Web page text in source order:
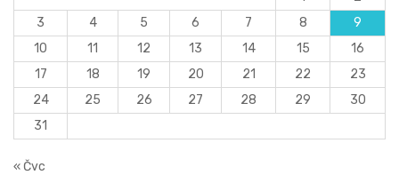
3
4 5 6 7 8
9
10
11 12 13 14 15
16
17
18 19 20 21 22
23
24
25 26 27 28 29
30
31
« Čvc